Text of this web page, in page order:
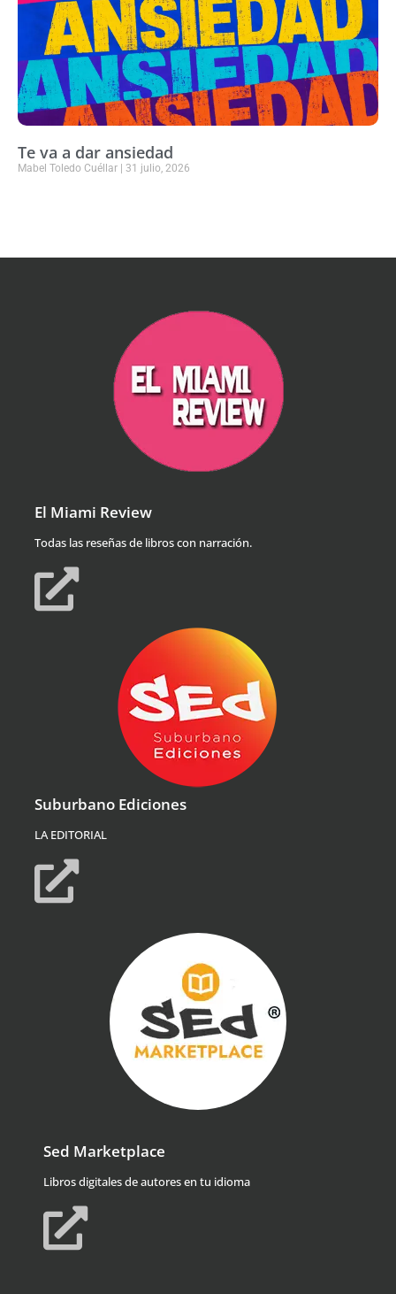
Te va a dar ansiedad
Mabel Toledo Cuéllar 31 julio, 2026
El Miami Review
Todas las reseñas de libros con narración.
Suburbano Ediciones
LA EDITORIAL
Sed Marketplace
Libros digitales de autores en tu idioma